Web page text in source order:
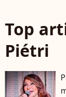
Top
Piétri